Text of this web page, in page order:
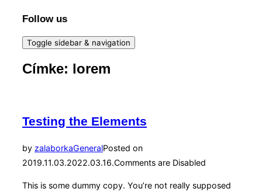
Follow us
Toggle sidebar & navigation
Címke: lorem
Testing the Elements
by zalaborkaGeneralPosted on
2019.11.03.2022.03.16.Comments are Disabled
This is some dummy copy. You’re not really supposed